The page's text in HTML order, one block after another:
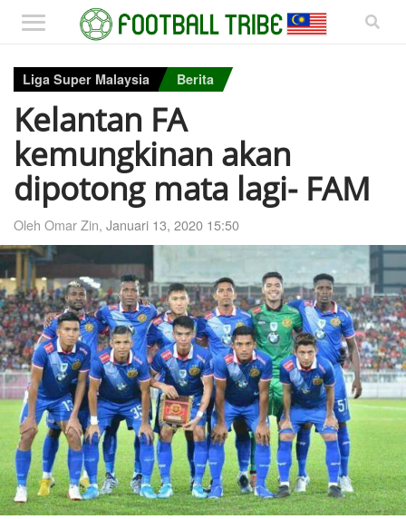
Liga Super Malaysia Berita
Kelantan FA
kemungkinan akan
dipotong mata lagi- FAM
Oleh Omar Zin, Januari 13, 2020 15:50